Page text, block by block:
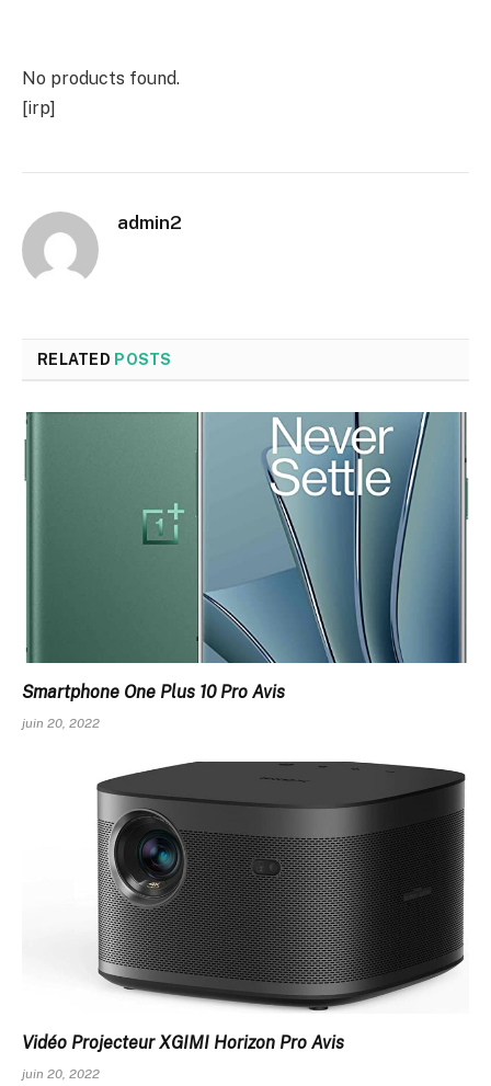
No products found.
[irp]
admin2
RELATED POSTS
Smartphone One Plus 10 Pro Avis
juin 20, 2022
Vidéo Projecteur XGIMI Horizon Pro Avis
juin 20, 2022